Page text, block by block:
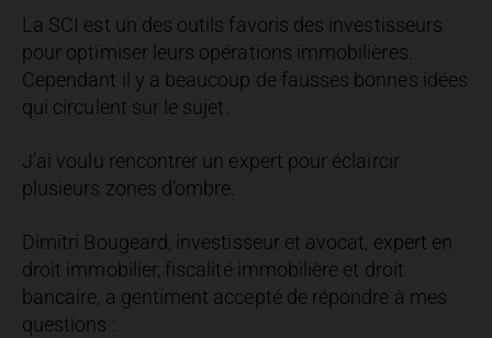
La SCI est un des outils favoris des investisseurs
pour optimiser leurs opérations immobilières.
Cependant il y a beaucoup de fausses bonnes idées
qui circulent sur le sujet.
J’ai voulu rencontrer un expert pour éclaircir
plusieurs zones d’ombre.
Dimitri Bougeard, investisseur et avocat, expert en
droit immobilier, fiscalité immobilière et droit
bancaire, a gentiment accepté de répondre à mes
questions :